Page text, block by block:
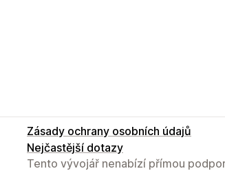
Zásady ochrany osobních údajů
Nejčastější dotazy
Tento vývojář nenabízí přímou